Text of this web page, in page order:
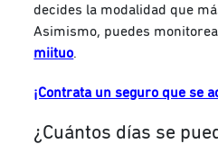
decides la modalidad que
Asimismo, puedes
miituo.
¡Contrata un seguro que se
¿Cuántos días se